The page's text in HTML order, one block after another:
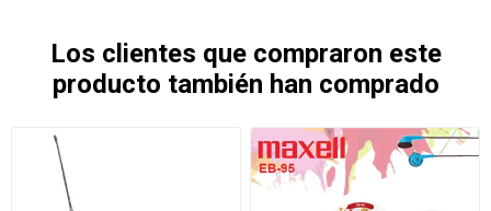
Los clientes que compraron este
producto también han comprado